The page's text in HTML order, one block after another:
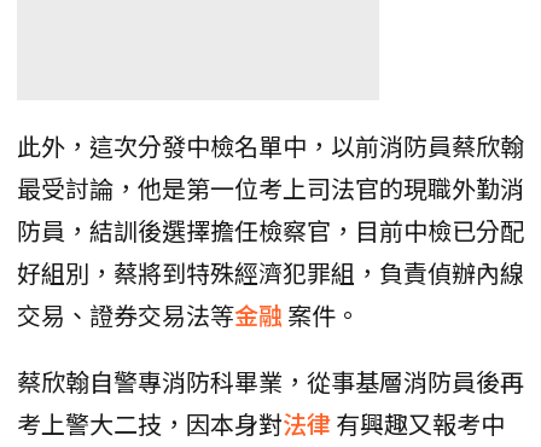
此外，這次分發中檢名單中，以前消防員蔡欣翰
最受討論，他是第一位考上司法官的現職外勤消
防員，結訓後選擇擔任檢察官，目前中檢已分配
好組別，蔡將到特殊經濟犯罪組，負責偵辦內線
交易、證券交易法等金融 案件。
蔡欣翰自警專消防科畢業，從事基層消防員後再
考上警大二技，因本身對法律有興趣又報考中